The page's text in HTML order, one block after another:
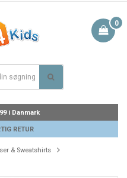
0
i Danmark
RETUR
& Sweatshirts